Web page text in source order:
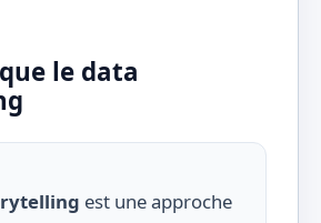
le data
est une approche